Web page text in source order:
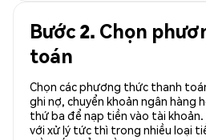
Bước 2. Chọn
toán
Chọn các phương thức thanh
ghi nợ, chuyển khoản ngân hàng
thứ ba để nạp tiền vào tài
với xử lý tức thì trong nhiều loại